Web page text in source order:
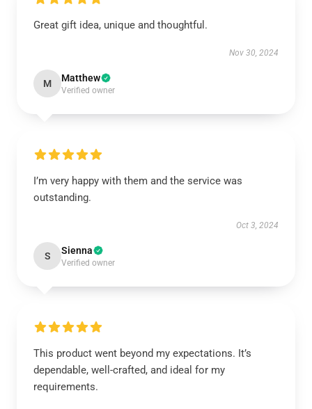
Great gift idea, unique and thoughtful.
Nov 30, 2024
M Matthew
Verified owner
I’m very happy with them and the service was
outstanding.
Oct 3, 2024
S Sienna
Verified owner
This product went beyond my expectations. It’s
dependable, well-crafted, and ideal for my
requirements.